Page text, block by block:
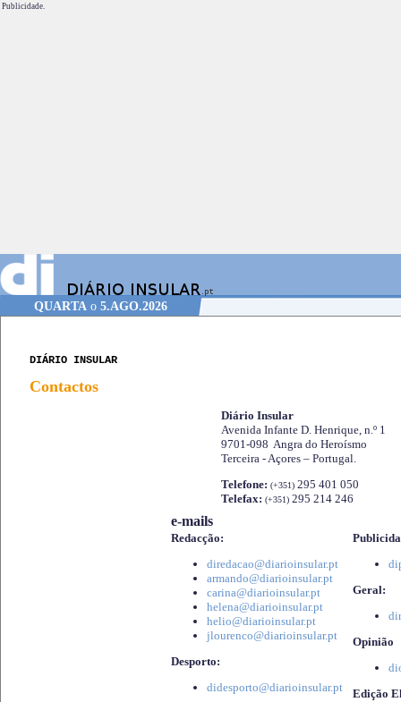
Publicidade.
QUARTA o 5.AGO.2026
DIÁRIO INSULAR
Contactos
Diário Insular
Avenida Infante D. Henrique, n.º 1
9701-098 Angra do Heroísmo
Terceira - Açores – Portugal.
Telefone: (+351) 295 401 050
Telefax: (+351) 295 214 246
e-mails
Redacção:
diredacao@diarioinsular.pt
armando@diarioinsular.pt
carina@diarioinsular.pt
helena@diarioinsular.pt
helio@diarioinsular.pt
jlourenco@diarioinsular.pt
Desporto:
didesporto@diarioinsular.pt
Geral:
Opinião
Edição